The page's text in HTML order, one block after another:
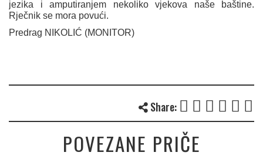
jezika i amputiranjem nekoliko vjekova naše baštine.
Rječnik se mora povući.
Predrag NIKOLIĆ (MONITOR)
Share:
POVEZANE PRIČE